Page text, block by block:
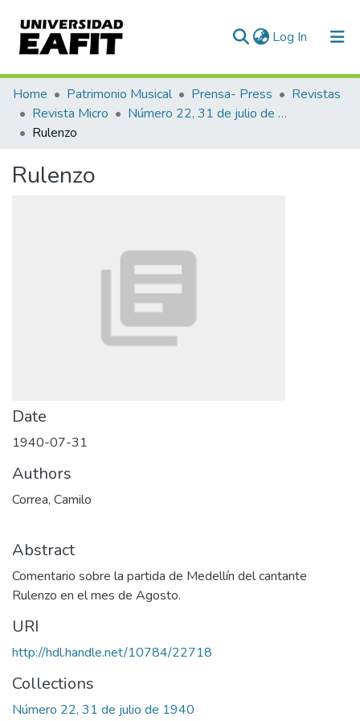
Log In (current)
Communities & Collections
All of DSpace
Home Patrimonio Musical Prensa- Press
Revistas
Revista Micro
Número 22, 31 de julio de 1940
Rulenzo
Rulenzo
Date
1940-07-31
Authors
Correa, Camilo
Abstract
Comentario sobre la partida de Medellín del cantante
Rulenzo en el mes de Agosto.
URI
http://hdl.handle.net/10784/22718
Collections
Número 22, 31 de julio de 1940